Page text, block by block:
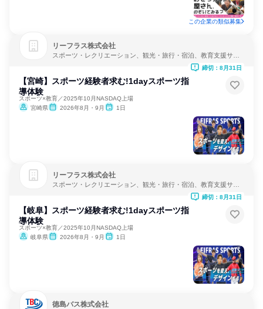
この企業の類似募集
リーフラス株式会社
スポーツ・レクリエーション、観光・旅行・宿泊、教育支援サー
【宮崎】スポーツ経験者求む!1dayスポーツ指
導体験
スポーツ×教育／2025年10月NASDAQ上場
宮崎県
2026年8月・9月 1日
締切：8月31日
リーフラス株式会社
スポーツ・レクリエーション、観光・旅行・宿泊、教育支援サー
【岐阜】スポーツ経験者求む!1dayスポーツ指
導体験
スポーツ×教育／2025年10月NASDAQ上場
岐阜県
2026年8月・9月 1日
締切：8月31日
徳島バス株式会社